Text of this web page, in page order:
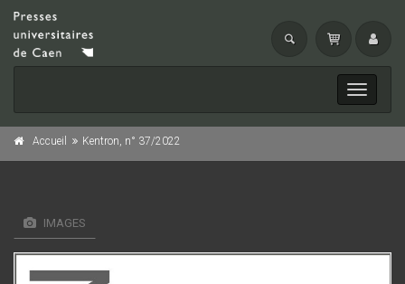
Toggle
Accueil Kentron, n° 37/2022
IMAGES